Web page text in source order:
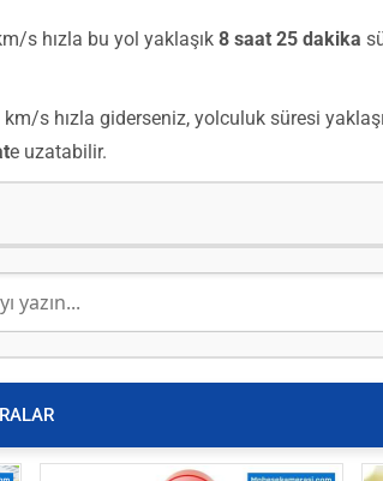
s hızla bu yol yaklaşık 8 saat 25 dakika
s hızla giderseniz, yolculuk süresi
e uzatabilir.